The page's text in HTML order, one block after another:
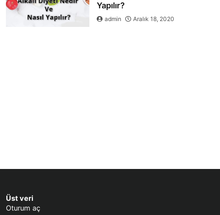
Yapılır?
admin Aralık 18, 2020
Üst veri
Oturum aç